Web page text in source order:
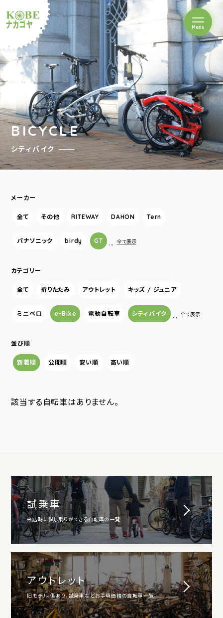
ルショップナカゴヤ
Menuを開閉
BICYCLE
シティバイク
メーカー
全て その他 RITEWAY DAHON Tern
パナソニック birdy GT … 全て表示
カテゴリー
全て 折りたたみ アウトレット キッズ / ジュニア
ミニベロ e-Bike 電動自転車 シティバイク … 全て表示
並び順
新着順 公開順 安い順 高い順
該当する自転車はありません。
試乗車
来店時に試し乗りができる自転車の一覧
アウトレット
旧モデル、傷あり、試乗車などお手頃価格の自転車一覧